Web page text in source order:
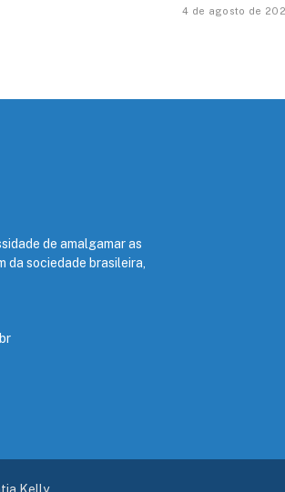
4 de agosto de
de amalgamar as
da sociedade brasileira,